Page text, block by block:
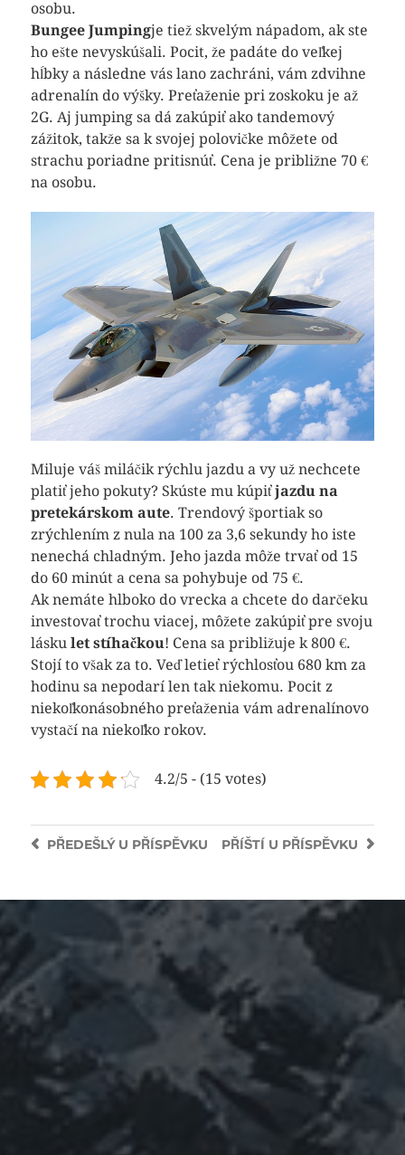
osobu.
Bungee Jumpingje tiež skvelým nápadom, ak ste
ho ešte nevyskúšali. Pocit, že padáte do veľkej
hĺbky a následne vás lano zachráni, vám zdvihne
adrenalín do výšky. Preťaženie pri zoskoku je až
2G. Aj jumping sa dá zakúpiť ako tandemový
zážitok, takže sa k svojej polovičke môžete od
strachu poriadne pritisnúť. Cena je približne 70 €
na osobu.
Miluje váš miláčik rýchlu jazdu a vy už nechcete
platiť jeho pokuty? Skúste mu kúpiťjazdu na
pretekárskom aute. Trendový športiak so
zrýchlením z nula na 100 za 3,6 sekundy ho iste
nenechá chladným. Jeho jazda môže trvať od 15
do 60 minút a cena sa pohybuje od 75 €.
Ak nemáte hlboko do vrecka a chcete do darčeku
investovať trochu viacej, môžete zakúpiť pre svoju
lásku let stíhačkou! Cena sa približuje k 800 €.
Stojí to však za to. Veď letieť rýchlosťou 680 km za
hodinu sa nepodarí len tak niekomu. Pocit z
niekoľkonásobného preťaženia vám adrenalínovo
vystačí na niekoľko rokov.
4.2/5 - (15 votes)
PŘÍŠTÍ U PŘÍSPĚVKU
PŘEDEŠLÝU PŘÍSPĚVKU